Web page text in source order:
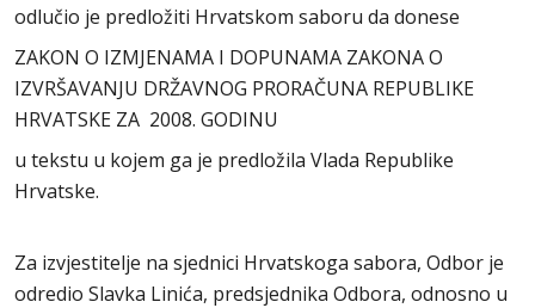
odlučio je predložiti Hrvatskom saboru da donese
ZAKON O IZMJENAMA I DOPUNAMA ZAKONA O
IZVRŠAVANJU DRŽAVNOG PRORAČUNA REPUBLIKE
HRVATSKE ZA 2008. GODINU
u tekstu u kojem ga je predložila Vlada Republike
Hrvatske.
Za izvjestitelje na sjednici Hrvatskoga sabora, Odbor je
odredio Slavka Linića, predsjednika Odbora, odnosno u